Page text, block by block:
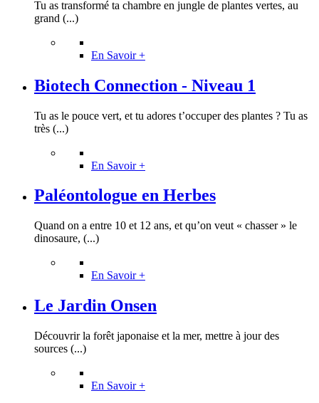
Tu as transformé ta chambre en jungle de plantes vertes, au
grand (...)
En Savoir +
Biotech Connection - Niveau 1
Tu as le pouce vert, et tu adores t’occuper des plantes ? Tu as
très (...)
En Savoir +
Paléontologue en Herbes
Quand on a entre 10 et 12 ans, et qu’on veut « chasser » le
dinosaure, (...)
En Savoir +
Le Jardin Onsen
Découvrir la forêt japonaise et la mer, mettre à jour des
sources (...)
En Savoir +